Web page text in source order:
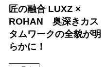
匠の融合 LUXZ ×
ROHAN 奥深きカス
タムワークの全貌が明
らかに！